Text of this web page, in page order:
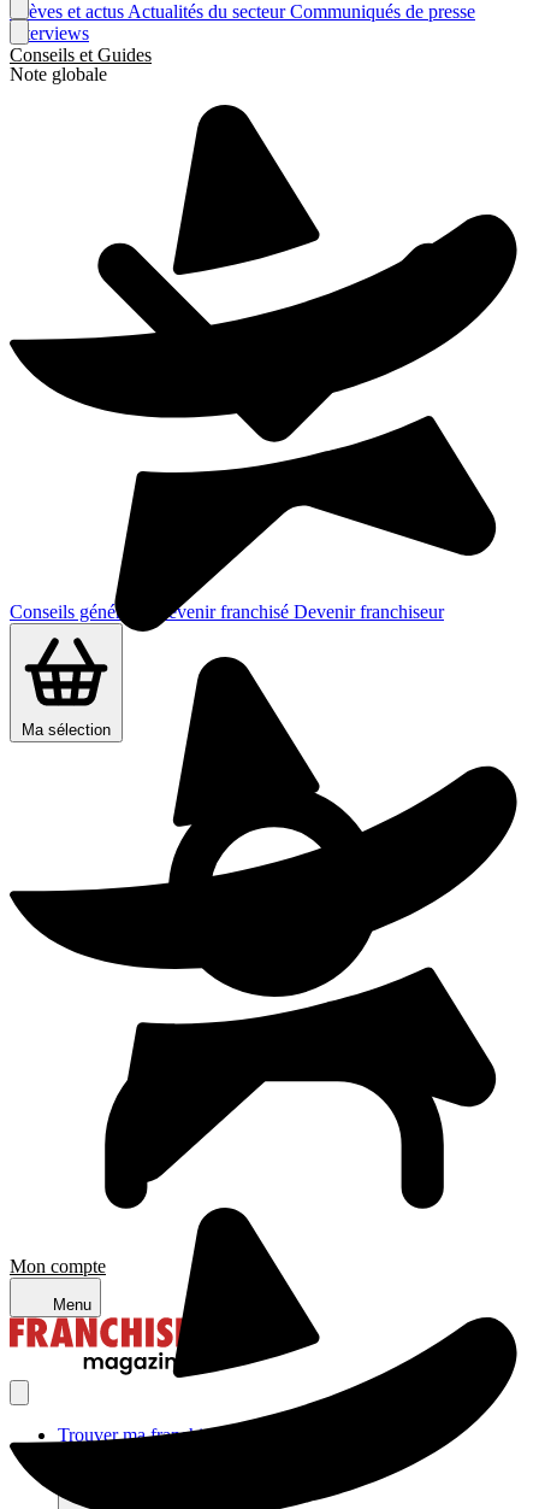
Brèves et actus Actualités du secteurCommuniqués de presse
Interviews
Conseils et Guides
Conseils généraux Devenir franchisé Devenir franchiseur
Ma sélection
Mon compte
Menu
Trouver ma franchise
Note globale